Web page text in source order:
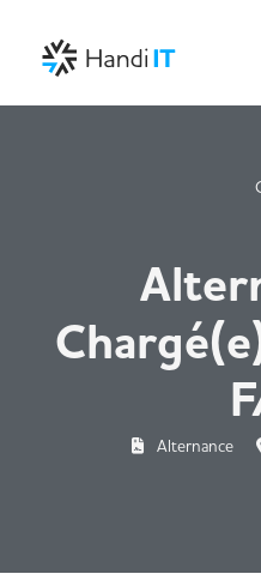
Alternance